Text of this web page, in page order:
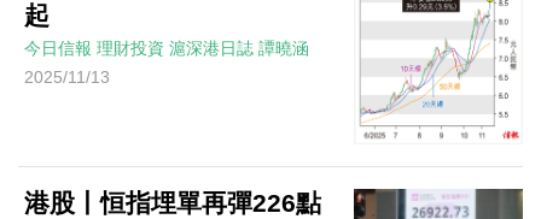
起
今日信報 理財投資 滬深港日誌 譚曉涵
2025/11/13
港股丨恒指埋單再彈226點